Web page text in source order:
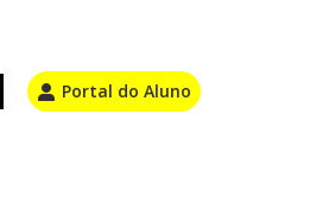
Portal do Aluno